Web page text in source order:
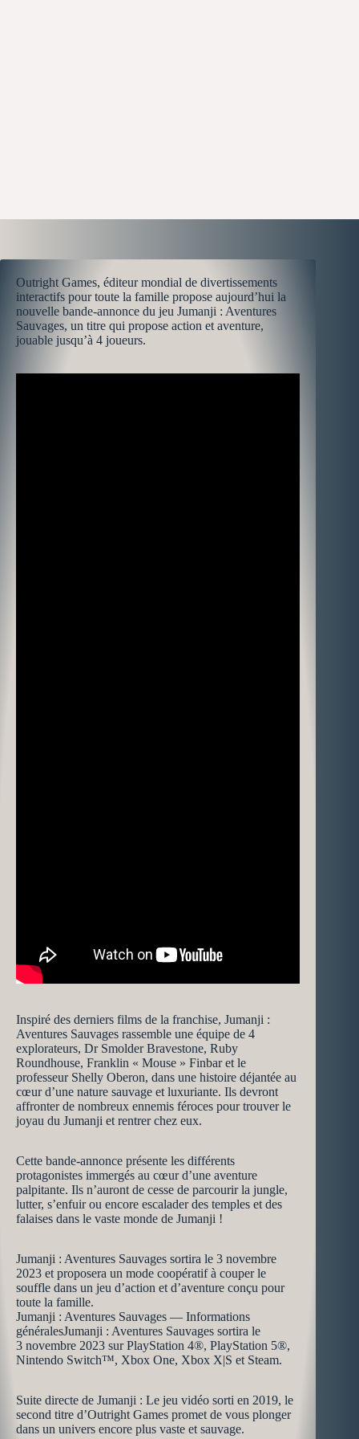
Outright Games, éditeur mondial de divertissements
interactifs pour toute la famille propose aujourd’hui la
nouvelle bande-annonce du jeu Jumanji : Aventures
Sauvages, un titre qui propose action et aventure,
jouable jusqu’à 4 joueurs.
Inspiré des derniers films de la franchise, Jumanji :
Aventures Sauvages rassemble une équipe de 4
explorateurs, Dr Smolder Bravestone, Ruby
Roundhouse, Franklin « Mouse » Finbar et le
professeur Shelly Oberon, dans une histoire déjantée au
cœur d’une nature sauvage et luxuriante. Ils devront
affronter de nombreux ennemis féroces pour trouver le
joyau du Jumanji et rentrer chez eux.
Cette bande-annonce présente les différents
protagonistes immergés au cœur d’une aventure
palpitante. Ils n’auront de cesse de parcourir la jungle,
lutter, s’enfuir ou encore escalader des temples et des
falaises dans le vaste monde de Jumanji !
Jumanji : Aventures Sauvages sortira le 3 novembre
2023 et proposera un mode coopératif à couper le
souffle dans un jeu d’action et d’aventure conçu pour
toute la famille.
Jumanji : Aventures Sauvages — Informations
généralesJumanji : Aventures Sauvages sortira le
3 novembre 2023 sur PlayStation 4®, PlayStation 5®,
Nintendo Switch™, Xbox One, Xbox X|S et Steam.
Suite directe de Jumanji : Le jeu vidéo sorti en 2019, le
second titre d’Outright Games promet de vous plonger
dans un univers encore plus vaste et sauvage.